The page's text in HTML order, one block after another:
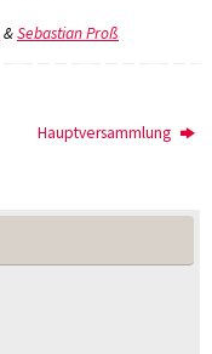
&Sebastian Proß
Hauptversammlung